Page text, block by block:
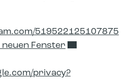
519522125107875
Fenster
privacy?